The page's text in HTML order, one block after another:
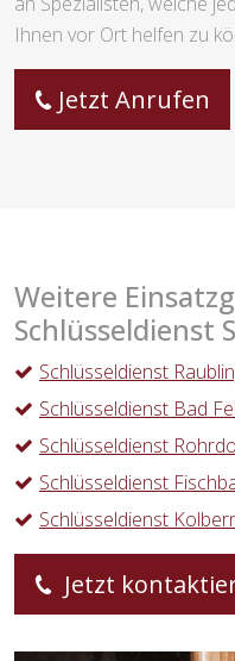
Ihnen vor Ort helfen zu
Jetzt Anrufen
Weitere
Schlüsseldienst
Schlüsseldienst
Schlüsseldienst Bad
Schlüsseldienst
Schlüsseldienst
Schlüsseldienst
Jetzt